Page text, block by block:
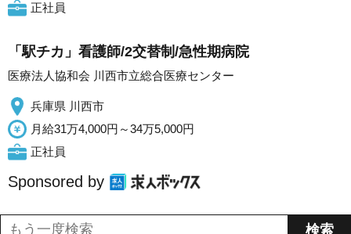
正社員
「駅チカ」看護師/2交替制/急性期病院
医療法人協和会 川西市立総合医療センター
兵庫県 川西市
月給31万4,000円～34万5,000円
正社員
Sponsored by